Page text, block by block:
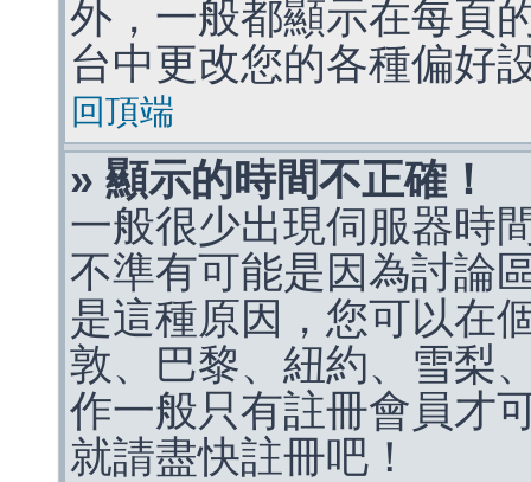
外，一般都顯示在每頁
台中更改您的各種偏好
回頂端
» 顯示的時間不正確！
一般很少出現伺服器時
不準有可能是因為討論
是這種原因，您可以在
敦、巴黎、紐約、雪梨
作一般只有註冊會員才
就請盡快註冊吧！